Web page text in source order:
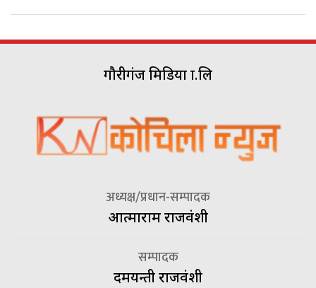
गौरीगंज मिडिया प्रा.लि
अध्यक्ष/प्रधान-सम्पादक
आत्माराम राजवंशी
सम्पादक
दमयन्ती राजवंशी